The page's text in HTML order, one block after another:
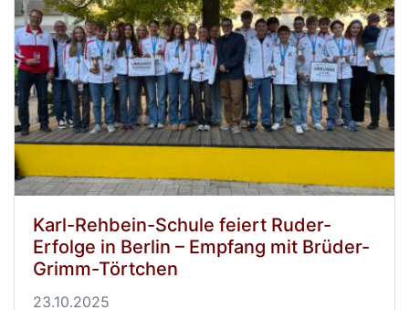
Karl-Rehbein-Schule feiert Ruder-
Erfolge in Berlin – Empfang mit Brüder-
Grimm-Törtchen
23.10.2025